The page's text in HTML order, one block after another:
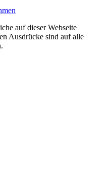
auf dieser Webseite
Ausdrücke sind auf alle